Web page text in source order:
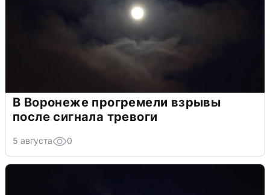
В Воронеже прогремели взрывы
после сигнала тревоги
5 августа 0